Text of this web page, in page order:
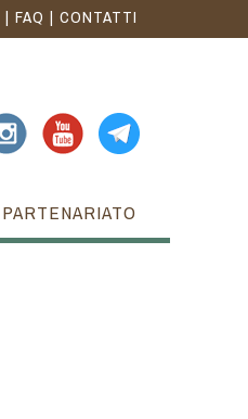
FAQ CONTATTI
PARTENARIATO